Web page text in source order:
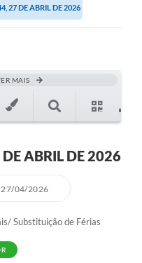
27 DE ABRIL DE 2026
MAIS
ABRIL DE 2026
27/04/2026
Substituição de Férias